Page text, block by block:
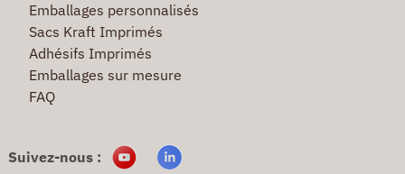
Emballages personnalisés
Sacs Kraft Imprimés
Adhésifs Imprimés
Emballages sur mesure
FAQ
Suivez-nous :